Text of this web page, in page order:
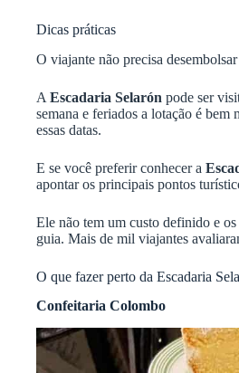
Dicas práticas
O viajante não precisa
A Escadaria Selarón pode ser
semana e feriados a lotação é
essas datas.
E se você preferir conhecer a
apontar os principais pontos
Ele não tem um custo definido e
guia. Mais de mil viajantes
O que fazer perto da Escadaria
Confeitaria Colombo